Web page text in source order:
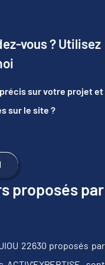
vous ? Utilisez
sur votre projet et
sur le site ?
proposés par
22630 proposés par